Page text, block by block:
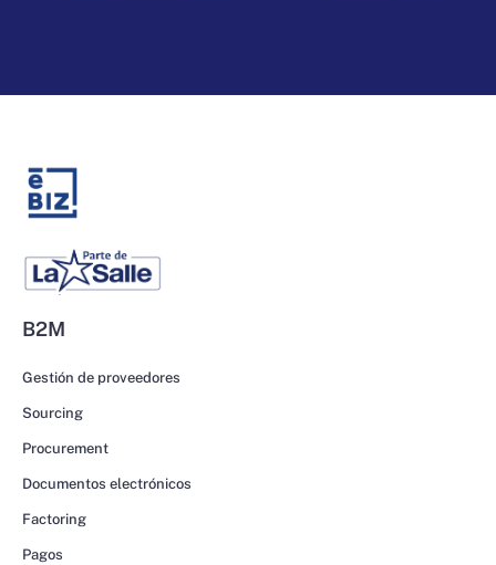
B2M
Gestión de proveedores
Sourcing
Procurement
Documentos electrónicos
Factoring
Pagos